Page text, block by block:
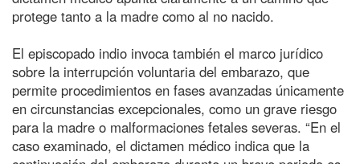
protege tanto a la madre como al no nacido.
El episcopado indio invoca también el marco jurídico
sobre la interrupción voluntaria del embarazo, que
permite procedimientos en fases avanzadas únicamente
en circunstancias excepcionales, como un grave riesgo
para la madre o malformaciones fetales severas. “En el
caso examinado, el dictamen médico indica que la